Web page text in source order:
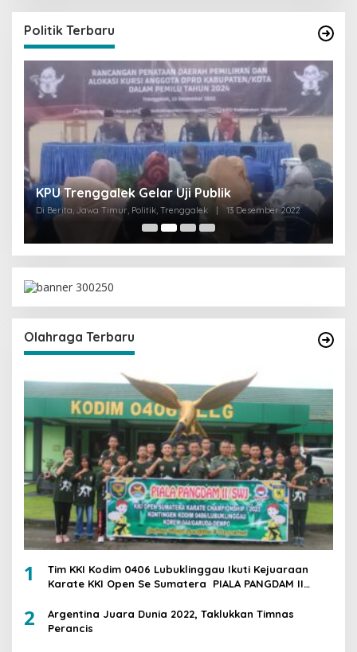
Politik Terbaru
KPU Trenggalek Gelar Uji Publik
Di Berita, Jawa Timur, Politik, Trenggalek | 13 Desember 2022
Olahraga Terbaru
1
Tim KKI Kodim 0406 Lubuklinggau Ikuti Kejuaraan
Karate KKI Open Se Sumatera PIALA PANGDAM II
2
Argentina Juara Dunia 2022, Taklukkan Timnas
Perancis